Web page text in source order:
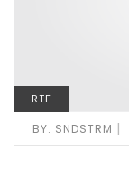
RTF
BY: SNDSTRM |